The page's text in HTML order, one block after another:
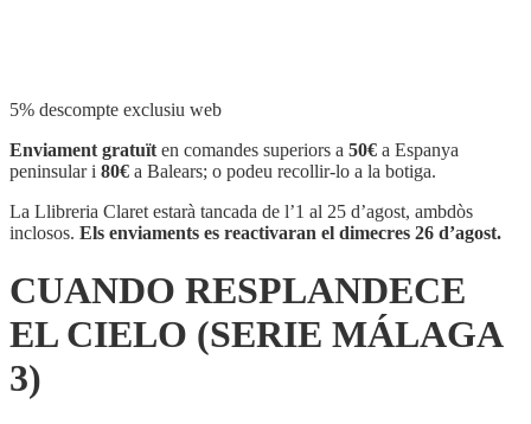
5% descompte exclusiu web
Enviament gratuït en comandes superiors a 50€ a Espanya
peninsular i 80€ a Balears; o podeu recollir-lo a la botiga.
La Llibreria Claret estarà tancada de l’1 al 25 d’agost, ambdòs
inclosos. Els enviaments es reactivaran el dimecres 26 d’agost.
CUANDO RESPLANDECE
EL CIELO (SERIE MÁLAGA
3)